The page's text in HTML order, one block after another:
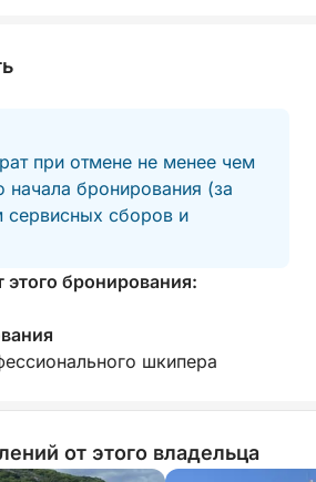
все необходимое для
пресную воду, небольшую
для сноркелинга.
расписания. Никакой спешки.
день в море, полностью
вас.
при отмене не менее чем
начала бронирования (за
сервисных сборов и
этого бронирования:
шкипера
от этого владельца